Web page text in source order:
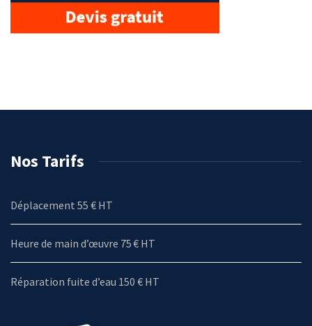
Nos Tarifs
Déplacement 55 € HT
Heure de main d’œuvre 75 € HT
Réparation fuite d’eau 150 € HT